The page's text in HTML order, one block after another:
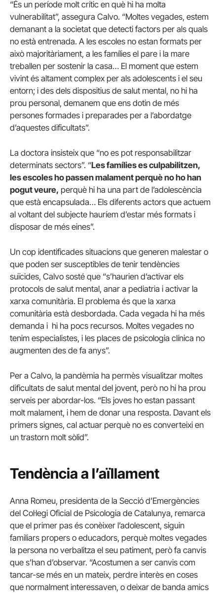
“És un període molt crític en què hi ha molta
vulnerabilitat”, assegura Calvo. “Moltes vegades, estem
demanant a la societat que detecti factors per als quals
no està entrenada. A les escoles no estan formats per
això majoritàriament, a les famílies el pare i la mare
treballen per sostenir la casa… El moment que estem
vivint és altament complex per als adolescents i el seu
entorn; i des dels dispositius de salut mental, no hi ha
prou personal, demanem que ens dotin de més
persones formades i preparades per a l’abordatge
d’aquestes dificultats”.
La doctora insisteix que “no es pot responsabilitzar
determinats sectors”. “Les famílies es culpabilitzen,
les escoles ho passen malament perquè no ho han
pogut veure, perquè hi ha una part de l’adolescència
que està encapsulada… Els diferents actors que actuem
al voltant del subjecte hauríem d’estar més formats i
disposar de més eines”.
Un cop identificades situacions que generen malestar o
que poden ser susceptibles de tenir tendències
suïcides, Calvo sosté que “s’haurien d’activar els
protocols de salut mental, anar a pediatria i activar la
xarxa comunitària. El problema és que la xarxa
comunitària està desbordada. Cada vegada hi ha més
demanda i hi ha pocs recursos. Moltes vegades no
tenim especialistes, i les places de psicologia clínica no
augmenten des de fa anys”.
Per a Calvo, la pandèmia ha permès visualitzar moltes
dificultats de salut mental del jovent, però no hi ha prou
serveis per abordar-los. “Els joves ho estan passant
molt malament, i hem de donar una resposta. Davant els
primers signes, cal actuar perquè no es converteixi en
un trastorn molt sòlid”.
Tendència a l’aïllament
Anna Romeu, presidenta de la Secció d’Emergències
del Col·legi Oficial de Psicologia de Catalunya, remarca
que el primer pas és conèixer l’adolescent, siguin
familiars propers o educadors, perquè moltes vegades
la persona no verbalitza el seu patiment, però fa canvis
que s’han d’observar. “Acostumen a ser canvis com
tancar-se més en un mateix, perdre interès en coses
que normalment interessaven, o deixar de banda amics